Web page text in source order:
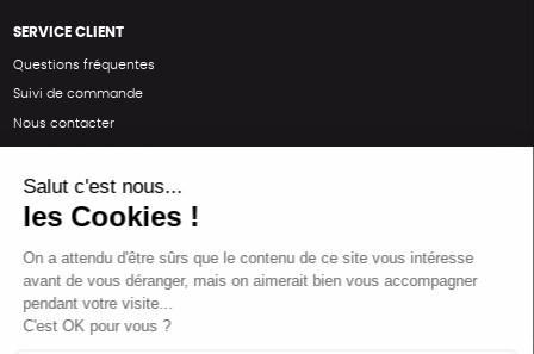
SERVICE CLIENT
Questions fréquentes
Suivi de commande
Nous contacter
SUIVEZ-NOUS